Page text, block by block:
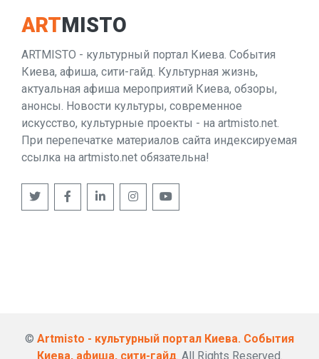
ARTMISTO
ARTMISTO - культурный портал Киева. События
Киева, афиша, сити-гайд. Культурная жизнь,
актуальная афиша мероприятий Киева, обзоры,
анонсы. Новости культуры, современное
искусство, культурные проекты - на artmisto.net.
При перепечатке материалов сайта индексируемая
ссылка на artmisto.net обязательна!
© Artmisto - культурный портал Киева. События
Киева, афиша, сити-гайд. All Rights Reserved.